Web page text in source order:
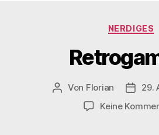
NERDIGES
Beitragsautor
Von Florian
29.
Keine